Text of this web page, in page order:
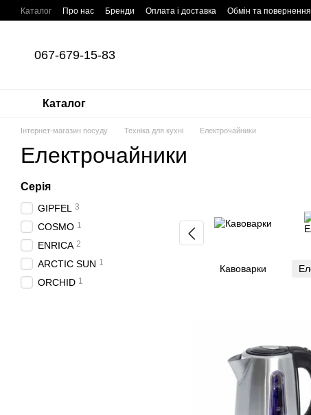
Перейти до основного контенту
Каталог Про нас Бренди Оплата і доставка Обмін та повернення
067-679-15-83
Каталог
Інтернет-магазин посуду Техніка для кухні Електрочайники
Електрочайники
Кавоварки
Серія
GIPFEL 3
COSMO 1
ENRICA 2
ARCTIC SUN 1
ORCHID 1